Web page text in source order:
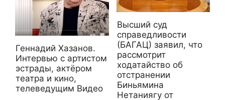
Геннадий Хазанов.
Интервью с артистом
эстрады, актёром
театра и кино,
телеведущим Видео
Высший суд
справедливости
(БАГАЦ) заявил, что
рассмотрит
ходатайство об
отстранении
Биньямина
Нетаниягу от